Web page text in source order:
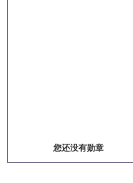
您还没有勋章